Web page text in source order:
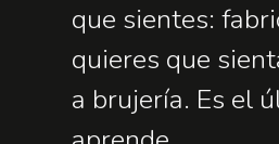
que sientes:
quieres que
a brujería. Es el